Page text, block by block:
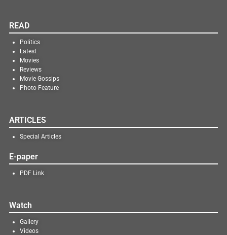
READ
Politics
Latest
Movies
Reviews
Movie Gossips
Photo Feature
ARTICLES
Special Articles
E-paper
PDF Link
Watch
Gallery
Videos